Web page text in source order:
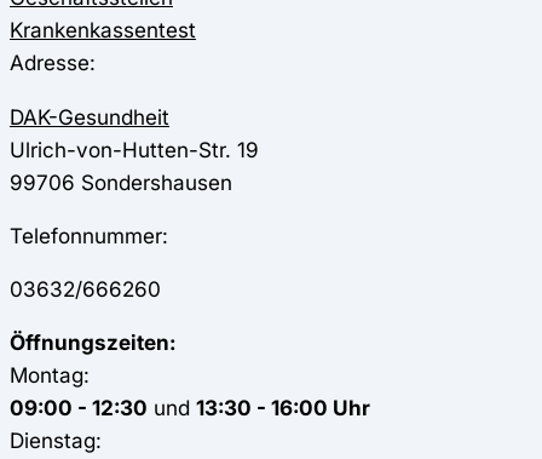
Krankenkassentest
Adresse:
DAK-Gesundheit
Ulrich-von-Hutten-Str. 19
99706 Sondershausen
Telefonnummer:
03632/666260
Öffnungszeiten:
Montag:
09:00 - 12:30 und 13:30 - 16:00 Uhr
Dienstag: